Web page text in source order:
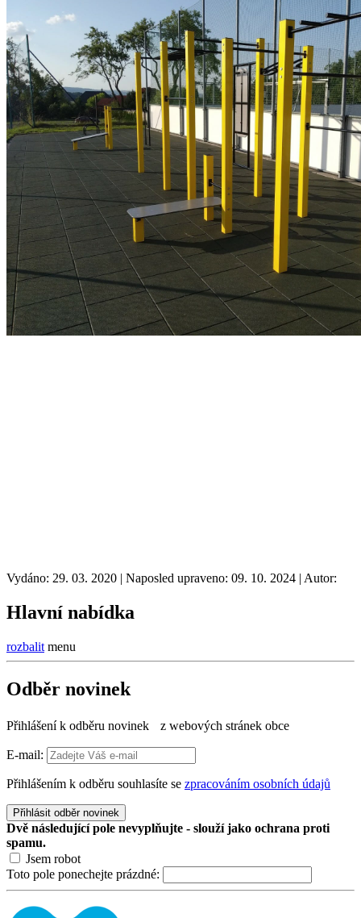
Vydáno: 29. 03. 2020 | Naposled upraveno: 09. 10. 2024 | Autor:
Hlavní nabídka
rozbalit menu
Odběr novinek
Přihlášení k odběru novinek z webových stránek obce
E-mail:
Přihlášením k odběru souhlasíte se zpracováním osobních údajů
Přihlásit odběr novinek
Dvě následující pole nevyplňujte - slouží jako ochrana proti
spamu.
Jsem robot
Toto pole ponechejte prázdné: